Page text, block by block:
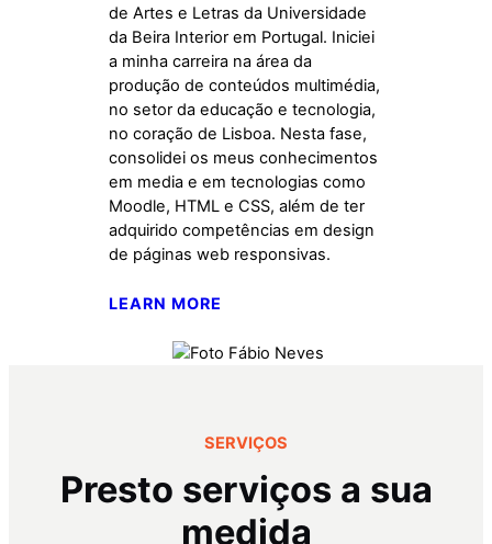
de Artes e Letras da Universidade
da Beira Interior em Portugal. Iniciei
a minha carreira na área da
produção de conteúdos multimédia,
no setor da educação e tecnologia,
no coração de Lisboa. Nesta fase,
consolidei os meus conhecimentos
em media e em tecnologias como
Moodle, HTML e CSS, além de ter
adquirido competências em design
de páginas web responsivas.
LEARN MORE
SERVIÇOS
Presto serviços a sua
medida